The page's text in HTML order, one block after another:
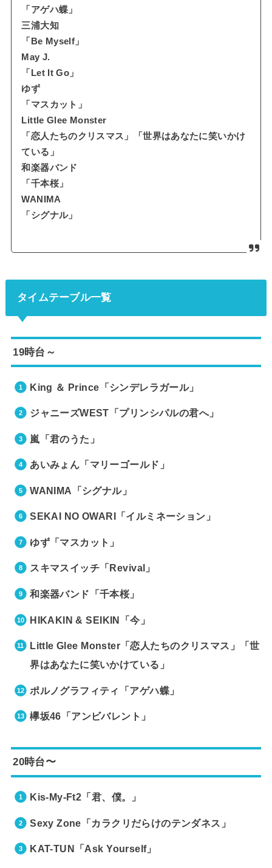
「アゲハ蝶」
三浦大知
「Be Myself」
May J.
「Let It Go」
ゆず
「マスカット」
Little Glee Monster
「恋人たちのクリスマス」「世界はあなたに笑いかけ
ている」
和楽器バンド
「千本桜」
WANIMA
「シグナル」
タイムテーブル一覧
19時台～
King ＆ Prince「シンデレラガール」
ジャニーズWEST「プリンシパルの君へ」
嵐「君のうた」
あいみょん「マリーゴールド」
WANIMA「シグナル」
SEKAI NO OWARI「イルミネーション」
ゆず「マスカット」
スキマスイッチ「Revival」
和楽器バンド「千本桜」
HIKAKIN & SEIKIN「今」
Little Glee Monster「恋人たちのクリスマス」「世
界はあなたに笑いかけている」
ポルノグラフィティ「アゲハ蝶」
欅坂46「アンビバレント」
20時台〜
Kis-My-Ft2「君、僕。」
Sexy Zone「カラクリだらけのテンダネス」
KAT-TUN「Ask Yourself」